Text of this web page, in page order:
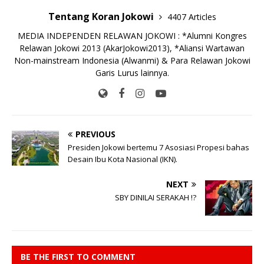
Tentang Koran Jokowi
4407 Articles
MEDIA INDEPENDEN RELAWAN JOKOWI : *Alumni Kongres
Relawan Jokowi 2013 (AkarJokowi2013), *Aliansi Wartawan
Non-mainstream Indonesia (Alwanmi) & Para Relawan Jokowi
Garis Lurus lainnya.
PREVIOUS
Presiden Jokowi bertemu 7 Asosiasi Propesi bahas
Desain Ibu Kota Nasional (IKN).
NEXT
SBY DINILAI SERAKAH !?
BE THE FIRST TO COMMENT